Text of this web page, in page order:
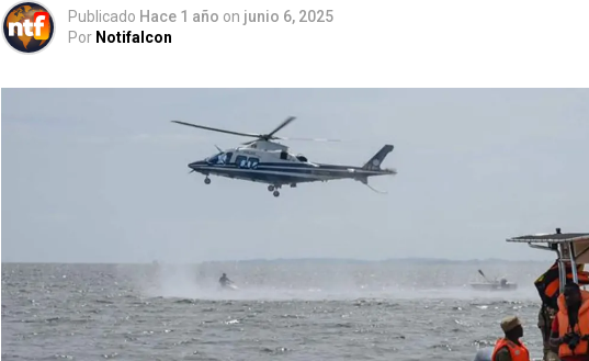
Publicado Hace 1 año on junio 6, 2025
Por Notifalcon